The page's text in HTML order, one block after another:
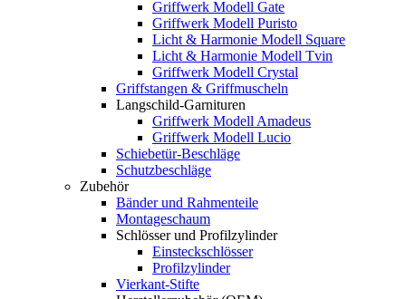
Griffwerk Modell Gate
Griffwerk Modell Puristo
Licht & Harmonie Modell Square
Licht & Harmonie Modell Tvin
Griffwerk Modell Crystal
Griffstangen & Griffmuscheln
Langschild-Garnituren
Griffwerk Modell Amadeus
Griffwerk Modell Lucio
Schiebetür-Beschläge
Schutzbeschläge
Zubehör
Bänder und Rahmenteile
Montageschaum
Schlösser und Profilzylinder
Einsteckschlösser
Profilzylinder
Vierkant-Stifte